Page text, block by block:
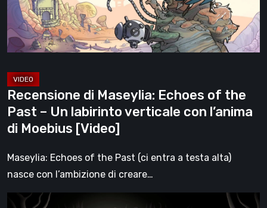
Past
–
Un
verticale
con
l’anima
di
Recensione di Maseylia: Echoes of the
Past – Un labirinto verticale con l’anima
di Moebius [Video]
Maseylia: Echoes of the Past (ci entra a testa alta)
nasce con l’ambizione di creare…